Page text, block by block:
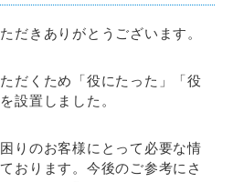
だきありがとうございます。
だくため「役にたった」「役
設置しました。
りのお客様にとって必要な情
おります。今後のご参考にさ